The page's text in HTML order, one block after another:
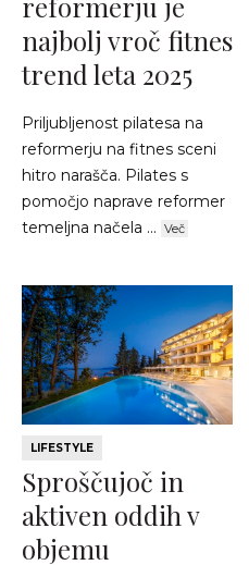
najbolj vroč fitnes
trend leta 2025
Priljubljenost pilatesa na
reformerju na fitnes sceni
hitro narašča. Pilates s
pomočjo naprave reformer
temeljna načela ... Več
LIFESTYLE
Sproščujoč in
aktiven oddih v
objemu